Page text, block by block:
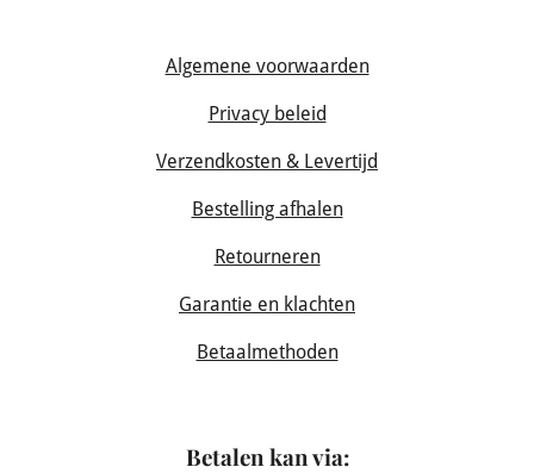
Algemene voorwaarden
Privacy beleid
Verzendkosten & Levertijd
Bestelling afhalen
Retourneren
Garantie en klachten
Betaalmethoden
Betalen kan via: